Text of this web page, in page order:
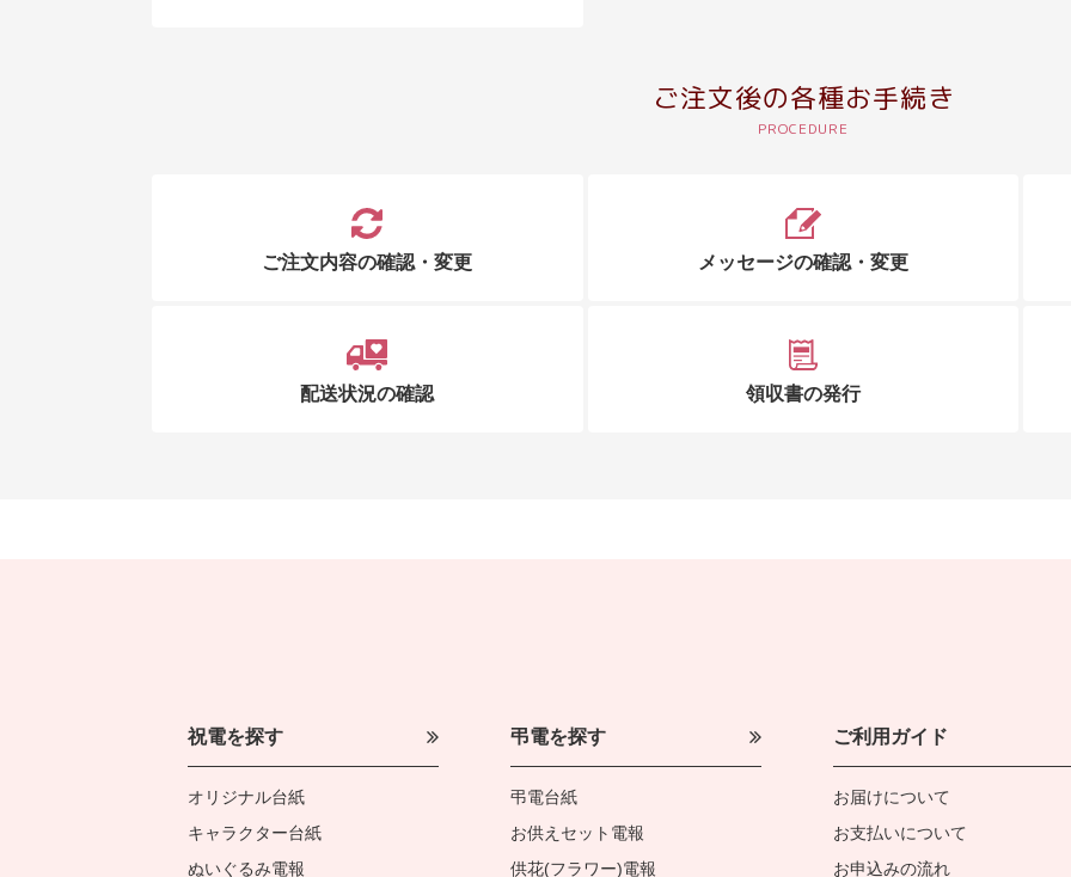
ご注文後の各種お手続き
ご注文内容の確認・変更 メッセージの確認・変更
配送状況の確認 領収書の発行
祝電を探す
オリジナル台紙
キャラクター台紙
ぬいぐるみ電報
弔電を探す
弔電台紙
お供えセット電報
供花(フラワー)電報
ご利用ガイド
お届けについて
お支払いについて
お申込みの流れ